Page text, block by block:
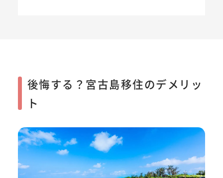
後悔する？宮古島移住のデメリッ
ト